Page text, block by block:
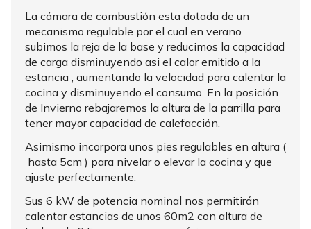
La cámara de combustión esta dotada de un
mecanismo regulable por el cual en verano
subimos la reja de la base y reducimos la capacidad
de carga disminuyendo asi el calor emitido a la
estancia , aumentando la velocidad para calentar la
cocina y disminuyendo el consumo. En la posición
de Invierno rebajaremos la altura de la parrilla para
tener mayor capacidad de calefacción.
Asimismo incorpora unos pies regulables en altura (
hasta 5cm ) para nivelar o elevar la cocina y que
ajuste perfectamente.
Sus 6 kW de potencia nominal nos permitirán
calentar estancias de unos 60m2 con altura de